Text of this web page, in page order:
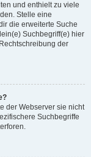
und enthielt zu viele
Stelle eine
die erweiterte Suche
Suchbegriff(e) hier
der
der Webserver sie nicht
Suchbegriffe